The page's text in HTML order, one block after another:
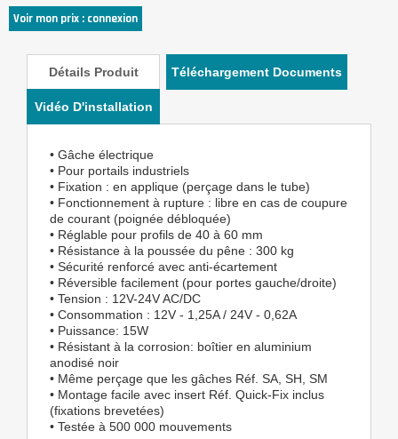
Voir mon prix : connexion
Détails Produit Téléchargement Documents
Vidéo D'installation
• Gâche électrique
• Pour portails industriels
• Fixation : en applique (perçage dans le tube)
• Fonctionnement à rupture : libre en cas de coupure
de courant (poignée débloquée)
• Réglable pour profils de 40 à 60 mm
• Résistance à la poussée du pêne : 300 kg
• Sécurité renforcé avec anti-écartement
• Réversible facilement (pour portes gauche/droite)
• Tension : 12V-24V AC/DC
• Consommation : 12V - 1,25A / 24V - 0,62A
• Puissance: 15W
• Résistant à la corrosion: boîtier en aluminium
anodisé noir
• Même perçage que les gâches Réf. SA, SH, SM
• Montage facile avec insert Réf. Quick-Fix inclus
(fixations brevetées)
• Testée à 500 000 mouvements